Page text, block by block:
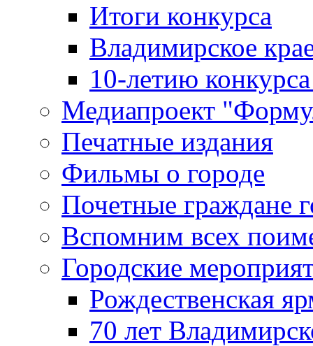
Итоги конкурса
Владимирское
10-летию
Медиапроект
Печатные издания
Фильмы о городе
Почетные граждане
Вспомним всех
Городские
Рождественская
70 лет